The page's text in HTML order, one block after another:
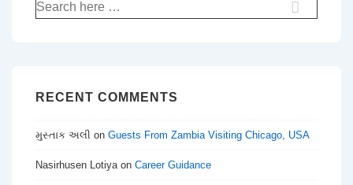
Search
for:
RECENT COMMENTS
મુસ્તાક અલી on Guests From Zambia Visiting Chicago, USA
Nasirhusen Lotiyaon Career Guidance